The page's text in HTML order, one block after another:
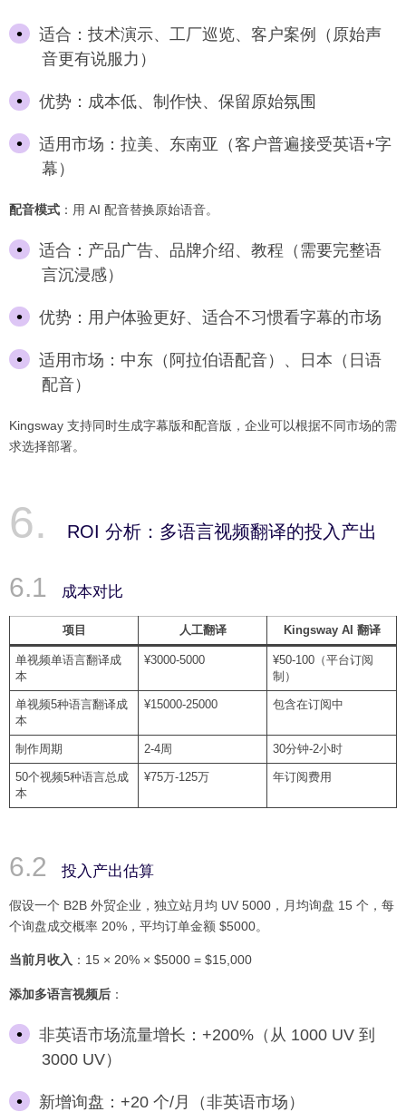
适合：技术演示、工厂巡览、客户案例（原始声
音更有说服力）
优势：成本低、制作快、保留原始氛围
适用市场：拉美、东南亚（客户普遍接受英语+字
幕）
配音模式 ：用 AI 配音替换原始语音。
适合：产品广告、品牌介绍、教程（需要完整语
言沉浸感）
优势：用户体验更好、适合不习惯看字幕的市场
适用市场：中东（阿拉伯语配音）、日本（日语
配音）
Kingsway 支持同时生成字幕版和配音版，企业可以根据不同市场的需
求选择部署。
ROI 分析：多语言视频翻译的投入产出
成本对比
项目 人工翻译 Kingsway AI 翻译
单视频单语言翻译成
本
¥3000-5000
¥50-100（平台订阅
制）
单视频5种语言翻译成
本
¥15000-25000 包含在订阅中
制作周期 2-4周 30分钟-2小时
50个视频5种语言总成
本
¥75万-125万 年订阅费用
投入产出估算
假设一个 B2B 外贸企业，独立站月均 UV 5000，月均询盘 15 个，每
个询盘成交概率 20%，平均订单金额 $5000。
当前月收入 ：15 × 20% × $5000 = $15,000
添加多语言视频后 ：
非英语市场流量增长：+200%（从 1000 UV 到
3000 UV）
新增询盘：+20 个/月（非英语市场）